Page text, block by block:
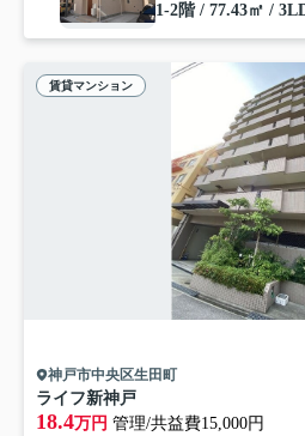
1-2階 / 77.43㎡ /
賃貸マンション
神戸市中央区生田町
ライフ新神戸
18.4万円 管理/共益費15,000円